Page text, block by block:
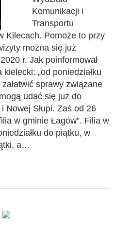
Komunikacji i
Transportu
Kilecach. Pomoże to przy
można się już
r. Jak poinformował
„od poniedziałku
sprawy związane
udać się już do
Nowej Słupi. Zaś od 26
w gminie Łagów”. Filia w
do piątku, w
a…